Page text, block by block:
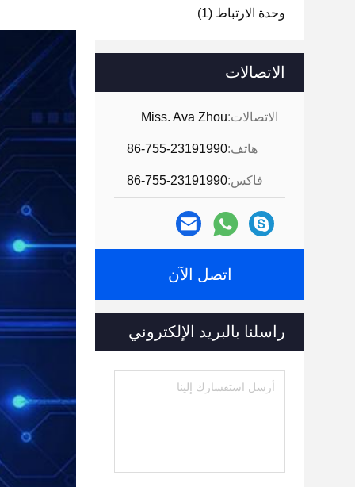
وحدة الارتباط (1)
الاتصالات
الاتصالات:Miss. Ava Zhou
هاتف:86-755-23191990
فاكس:86-755-23191990
اتصل الآن
راسلنا بالبريد الإلكتروني